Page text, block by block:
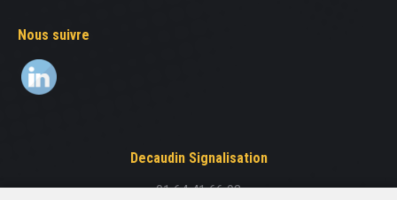
Nous suivre
Decaudin Signalisation
01 64 41 66 93